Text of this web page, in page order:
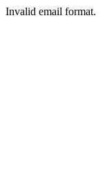
Invalid email format.